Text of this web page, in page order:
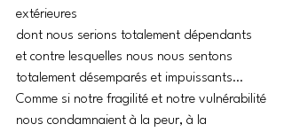
extérieures
dont nous serions totalement dépendants
et contre lesquelles nous nous sentons
totalement désemparés et impuissants…
Comme si notre fragilité et notre vulnérabilité
nous condamnaient à la peur, à la